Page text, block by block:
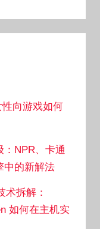
性向游戏如何
：NPR、卡通
中的新解法
术拆解：
如何在主机实